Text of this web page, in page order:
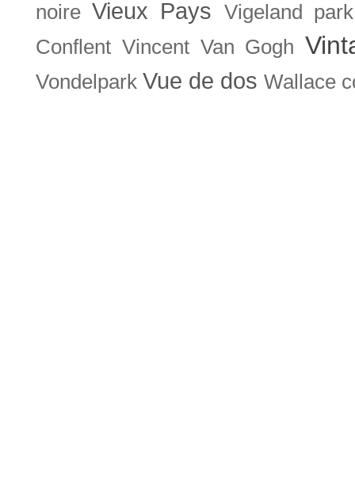
noire Vieux Pays
Vigeland park
Conflent Vincent Van Gogh
Vondelpark Vue de dos Wallace